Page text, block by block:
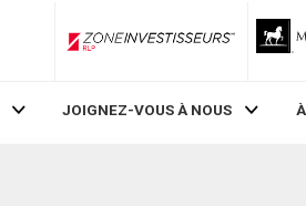
ZoneInvestisseurs RLP
JOIGNEZ-VOUS À NOUS